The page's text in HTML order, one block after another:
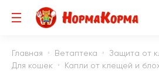
Главная Ветаптека
Защита от
Для кошек
Капли от клещей и